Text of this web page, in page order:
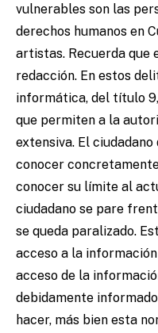
vulnerables son las
derechos humanos en
artistas. Recuerda que
redacción. En estos
informática, del título
que permiten a la
extensiva. El
conocer
conocer su límite al
ciudadano se pare
se queda paralizado.
acceso a la
acceso de la
debidamente
hacer, más bien esta